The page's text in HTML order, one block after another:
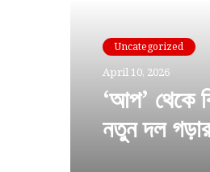
Uncategorized
April 10, 2026
‘আপ’ থেকে
নতুন দল গড়ার